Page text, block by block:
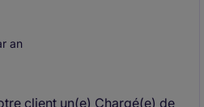
an
client un(e) Chargé(e) de